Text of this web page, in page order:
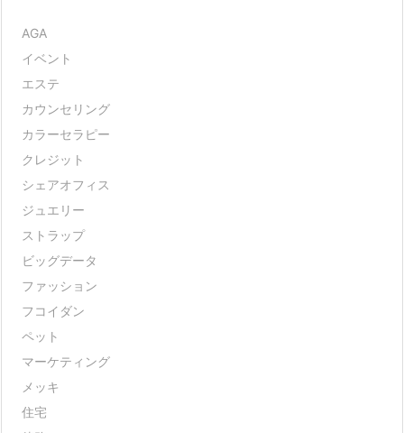
AGA
イベント
エステ
カウンセリング
カラーセラピー
クレジット
シェアオフィス
ジュエリー
ストラップ
ビッグデータ
ファッション
フコイダン
ペット
マーケティング
メッキ
住宅